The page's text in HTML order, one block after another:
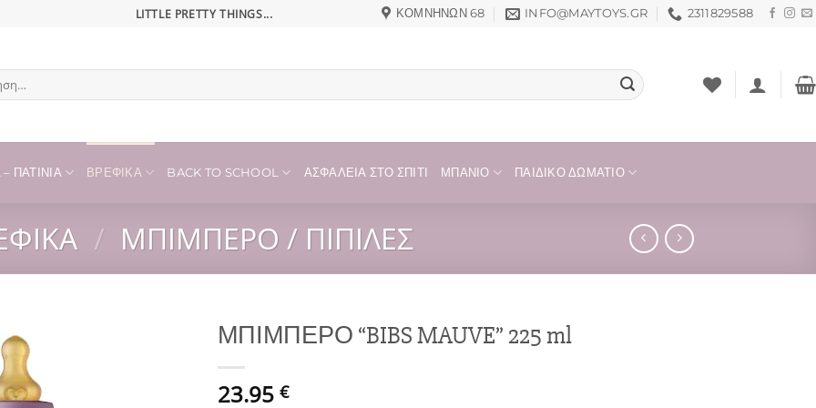
LITTLE PRETTY THINGS... ΚΟΜΝΗΝΏΝ 68 INFO@MAYTOYS.GR 2311829588
ΠΑΤΊΝΙΑ ΒΡΕΦΙΚΆ BACK TO SCHOOL ΑΣΦΆΛΕΙΑ ΣΤΟ ΣΠΊΤΙ ΜΠΆΝΙΟ ΠΑΙΔΙΚΌ ΔΩΜΆΤΙΟ
/ ΜΠΙΜΠΕΡΌ / ΠΙΠΊΛΕΣ
ΜΠΙΜΠΕΡΟ “BIBS MAUVE” 225 ml
23.95 €